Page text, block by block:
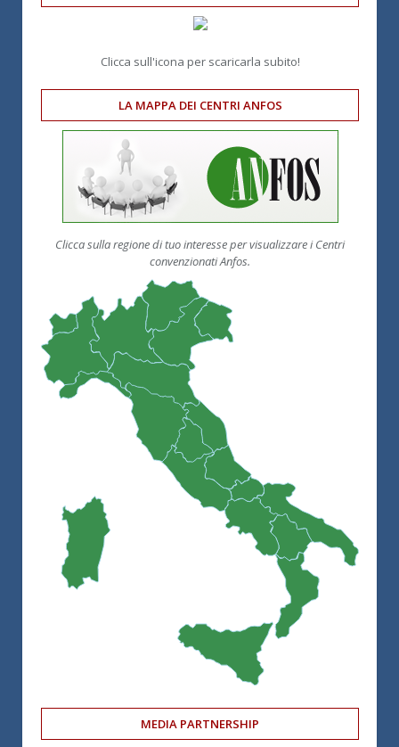
Clicca sull'icona per scaricarla subito!
LA MAPPA DEI CENTRI ANFOS
Clicca sulla regione di tuo interesse per visualizzare i Centri
convenzionati Anfos.
MEDIA PARTNERSHIP